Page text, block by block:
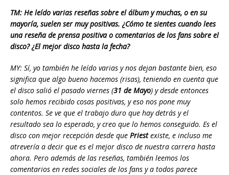
TM: He leído varias reseñas sobre el álbum y muchas, o en su
mayoría, suelen ser muy positivas. ¿Cómo te sientes cuando lees
una reseña de prensa positiva o comentarios de los fans sobre el
disco? ¿El mejor disco hasta la fecha?
MY: Sí, yo también he leído varias y nos dejan bastante bien, eso
significa que algo bueno hacemos (risas), teniendo en cuenta que
el disco salió el pasado viernes (31 de Mayo) y desde entonces
solo hemos recibido cosas positivas, y eso nos pone muy
contentos. Se ve que el trabajo duro que hay detrás y el
resultado sea lo esperado, y creo que lo hemos conseguido. Es el
disco con mejor recepción desde que Priestexiste, e incluso me
atrevería a decir que es el mejor disco de nuestra carrera hasta
ahora. Pero además de las reseñas, también leemos los
comentarios en redes sociales de los fans y a todos parece